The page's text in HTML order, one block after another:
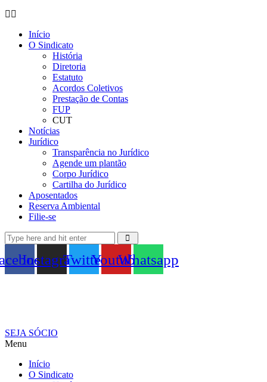
Início
O Sindicato
História
Diretoria
Estatuto
Acordos Coletivos
Prestação de Contas
FUP
CUT
Notícias
Jurídico
Transparência no Jurídico
Agende um plantão
Corpo Jurídico
Cartilha do Jurídico
Aposentados
Reserva Ambiental
Filie-se
InstagramTwitterYoutubeWhatsapp
SEJA SÓCIO
Menu
Início
O Sindicato